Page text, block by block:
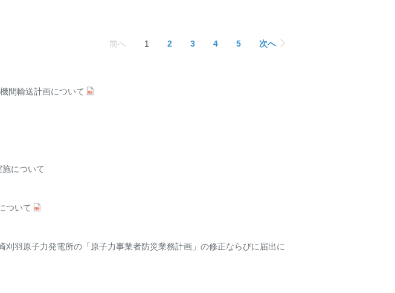
前へ 1 2 3 4 5 次へ
間輸送計画について
について
ついて
羽原子力発電所の「原子力事業者防災業務計画」の修正ならびに届出に